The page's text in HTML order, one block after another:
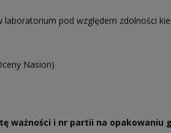
laboratorium pod względem zdolności
Nasion)
ważności i nr partii na opakowaniu